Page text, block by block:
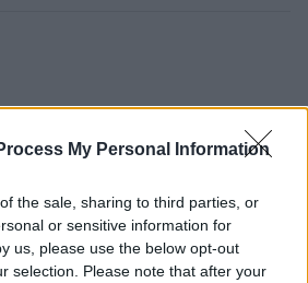
My Personal Information
the sale, sharing to third parties, or
or sensitive information for
us, please use the below opt-out
selection. Please note that after your